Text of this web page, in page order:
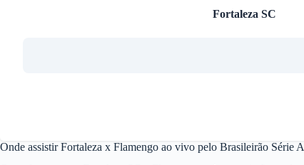
Fortaleza SC
Onde assistir Fortaleza x Flamengo ao vivo pelo Brasileirão Série A